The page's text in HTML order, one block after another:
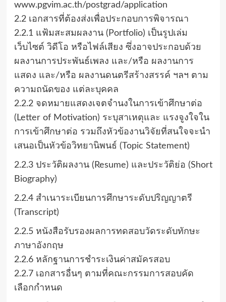
www.pgvim.ac.th/postgrad/application
2.2 เอกสารที่ต้องส่งเพื่อประกอบการพิจารณา
2.2.1 แฟ้มสะสมผลงาน (Portfolio) เป็นรูปเล่ม
เว็บไซต์ วิดีโอ หรือไฟล์เสียง ซึ่งอาจประกอบด้วย
ผลงานการประพันธ์เพลง และ/หรือ ผลงานการ
แสดง และ/หรือ ผลงานดนตรีสร้างสรรค์ ฯลฯ ตาม
ความถนัดของ แต่ละบุคคล
2.2.2 จดหมายแสดงเจตจํานงในการเข้าศึกษาต่อ
(Letter of Motivation) ระบุสาเหตุและ แรงจูงใจใน
การเข้าศึกษาต่อ รวมถึงหัวข้องานวิจัยที่สนใจจะนํา
เสนอเป็นหัวข้อวิทยานิพนธ์ (Topic Statement)
2.2.3 ประวัติผลงาน (Resume) และประวัติย่อ (Short
Biography)
2.2.4 สําเนาระเบียนการศึกษาระดับปริญญาตรี
(Transcript)
2.2.5 หนังสือรับรองผลการทดสอบวัดระดับทักษะ
ภาษาอังกฤษ
2.2.6 หลักฐานการชําระเงินค่าสมัครสอบ
2.2.7 เอกสารอื่นๆ ตามที่คณะกรรมการสอบคัด
เลือกกําหนด